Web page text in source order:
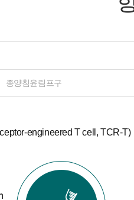
종양침윤림프구
engineered T cell, TCR-T)